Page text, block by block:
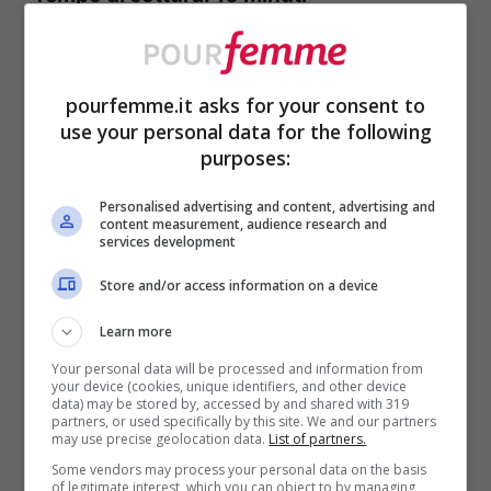
Ingredienti per il Pesce
spada in padella
1 kg di pesce spada
Per la marinatura
80 ml di succo di limone
pourfemme.it asks for your consent to
use your personal data for the following
purposes:
Personalised advertising and content, advertising and
content measurement, audience research and
services development
Store and/or access information on a device
Learn more
Your personal data will be processed and information from
your device (cookies, unique identifiers, and other device
data) may be stored by, accessed by and shared with 319
partners, or used specifically by this site. We and our partners
may use precise geolocation data. List of partners.
Some vendors may process your personal data on the basis
of legitimate interest, which you can object to by managing